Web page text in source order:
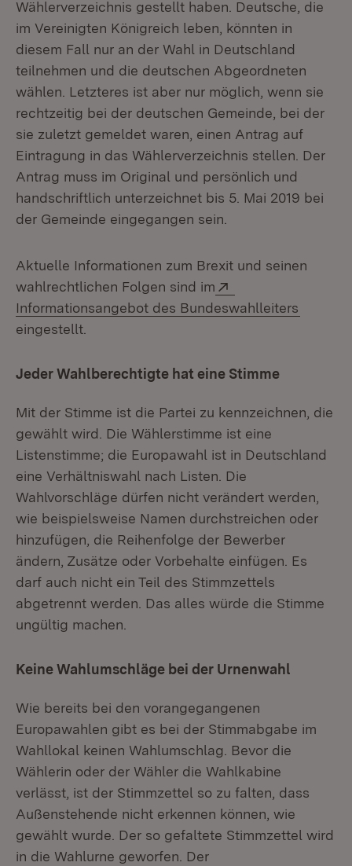
Wählerverzeichnis gestellt haben. Deutsche, die
im Vereinigten Königreich leben, könnten in
diesem Fall nur an der Wahl in Deutschland
teilnehmen und die deutschen Abgeordneten
wählen. Letzteres ist aber nur möglich, wenn sie
rechtzeitig bei der deutschen Gemeinde, bei der
sie zuletzt gemeldet waren, einen Antrag auf
Eintragung in das Wählerverzeichnis stellen. Der
Antrag muss im Original und persönlich und
handschriftlich unterzeichnet bis 5. Mai 2019 bei
der Gemeinde eingegangen sein.
Aktuelle Informationen zum Brexit und seinen
wahlrechtlichen Folgen sind im
Informationsangebot des Bundeswahlleiters
eingestellt.
Jeder Wahlberechtigte hat eine Stimme
Mit der Stimme ist die Partei zu kennzeichnen, die
gewählt wird. Die Wählerstimme ist eine
Listenstimme; die Europawahl ist in Deutschland
eine Verhältniswahl nach Listen. Die
Wahlvorschläge dürfen nicht verändert werden,
wie beispielsweise Namen durchstreichen oder
hinzufügen, die Reihenfolge der Bewerber
ändern, Zusätze oder Vorbehalte einfügen. Es
darf auch nicht ein Teil des Stimmzettels
abgetrennt werden. Das alles würde die Stimme
ungültig machen.
Keine Wahlumschläge bei der Urnenwahl
Wie bereits bei den vorangegangenen
Europawahlen gibt es bei der Stimmabgabe im
Wahllokal keinen Wahlumschlag. Bevor die
Wählerin oder der Wähler die Wahlkabine
verlässt, ist der Stimmzettel so zu falten, dass
Außenstehende nicht erkennen können, wie
gewählt wurde. Der so gefaltete Stimmzettel wird
in die Wahlurne geworfen. Der